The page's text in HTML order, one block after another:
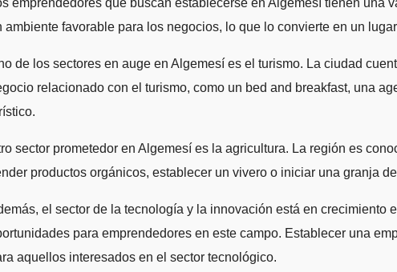
ambiente favorable para los negocios, lo que lo convierte en un
de los sectores en auge en Algemesí es el turismo. La ciudad
relacionado con el turismo, como un bed and breakfast, una
sector prometedor en Algemesí es la agricultura. La región es
productos orgánicos, establecer un vivero o iniciar una granja
el sector de la tecnología y la innovación está en
para emprendedores en este campo. Establecer una
aquellos interesados en el sector tecnológico.